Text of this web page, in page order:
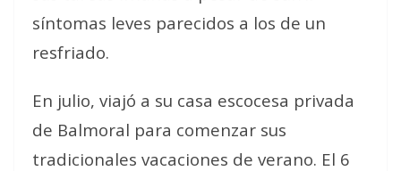
síntomas leves parecidos a los de un
resfriado.
En julio, viajó a su casa escocesa privada
de Balmoral para comenzar sus
tradicionales vacaciones de verano. El 6